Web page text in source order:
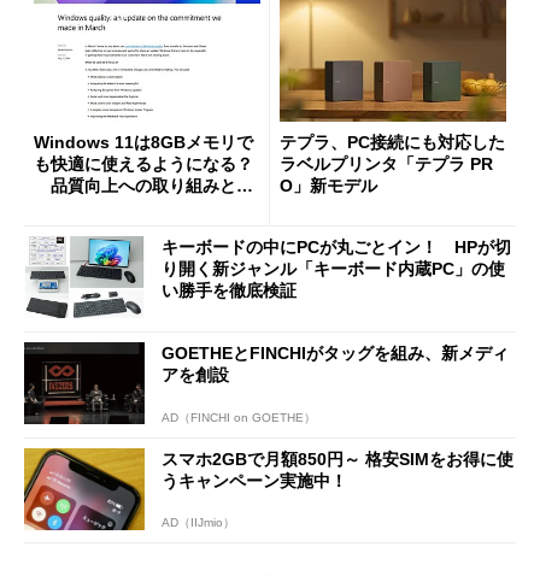
Windows 11は8GBメモリで
も快適に使えるようになる？
品質向上への取り組みと
テプラ、PC接続にも対応した
ラベルプリンタ「テプラ PR
O」新モデル
キーボードの中にPCが丸ごとイン！ HPが切
り開く新ジャンル「キーボード内蔵PC」の使
い勝手を徹底検証
GOETHEとFINCHIがタッグを組み、新メディ
アを創設
AD（FINCHI on GOETHE）
スマホ2GBで月額850円～ 格安SIMをお得に使
うキャンペーン実施中！
AD（IIJmio）